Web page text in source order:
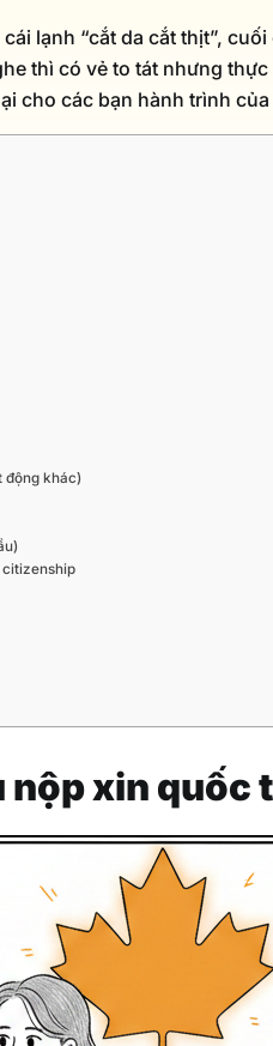
lạnh “cắt da cắt thịt”,
thì có vẻ to tát nhưng
cho các bạn hành trình
động khác)
xin quốc